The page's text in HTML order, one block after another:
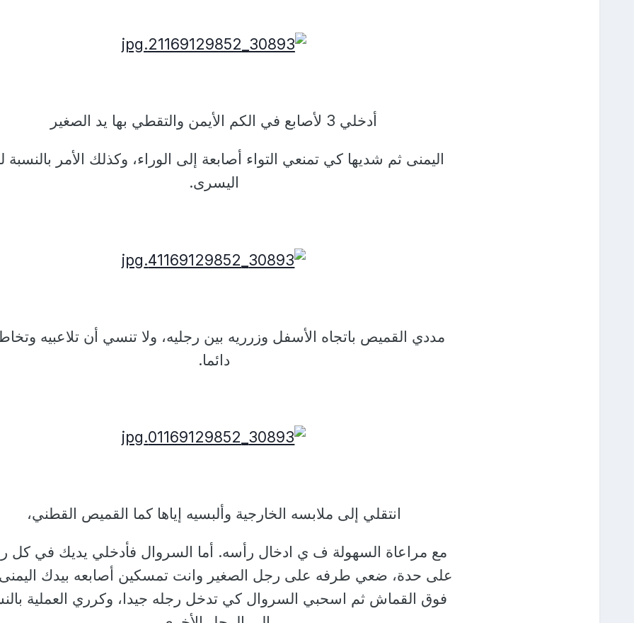
أدخلي في الكم الأيمن والتقطي بها يد الصغير
اليمنى ثم شديها كي تمنعي التواء أصابعة إلى الوراء، وكذلك الأمر بالنسبة
اليسرى.
مددي القميص باتجاه الأسفل وزرريه بين رجليه، ولا تنسي أن تلاعبيه
دائما.
انتقلي إلى ملابسه الخارجية وألبسيه إياها كما القميص القطني،
مع مراعاة السهولة ف ي ادخال رأسه. أما السروال فأدخلي يديك في كل
على حدة، ضعي طرفه على رجل الصغير وانت تمسكين أصابعه بيدك
فوق القماش ثم اسحبي السروال كي تدخل رجله جيدا، وكرري العملية